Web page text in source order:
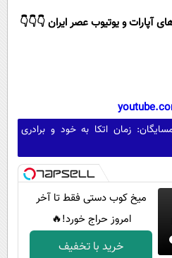
آپارات و یوتیوب عصر ایران 👇👇👇
زمان اتکا به خود و برادری
میخ کوب دستی فقط تا آخر
امروز حراج خورد!🔥
خرید با تخفیف